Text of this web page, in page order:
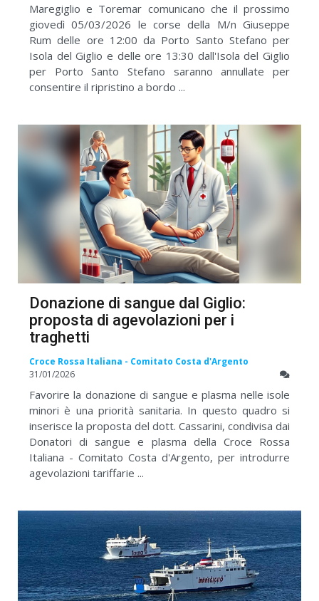
Maregiglio e Toremar comunicano che il prossimo
giovedì 05/03/2026 le corse della M/n Giuseppe
Rum delle ore 12:00 da Porto Santo Stefano per
Isola del Giglio e delle ore 13:30 dall'Isola del Giglio
per Porto Santo Stefano saranno annullate per
consentire il ripristino a bordo ...
Donazione di sangue dal Giglio:
proposta di agevolazioni per i
traghetti
Croce Rossa Italiana - Comitato Costa d'Argento
31/01/2026
Favorire la donazione di sangue e plasma nelle isole
minori è una priorità sanitaria. In questo quadro si
inserisce la proposta del dott. Cassarini, condivisa dai
Donatori di sangue e plasma della Croce Rossa
Italiana - Comitato Costa d'Argento, per introdurre
agevolazioni tariffarie ...